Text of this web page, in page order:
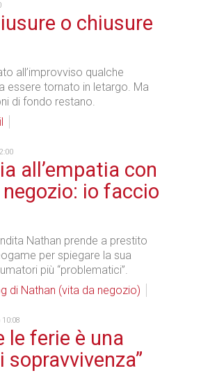
o chiusure
all’improvviso qualche
essere tornato in letargo. Ma
di fondo restano.
all’empatia con
io faccio
Nathan prende a prestito
per spiegare la sua
più “problematici”.
di Nathan (vita da negozio)
le ferie è una